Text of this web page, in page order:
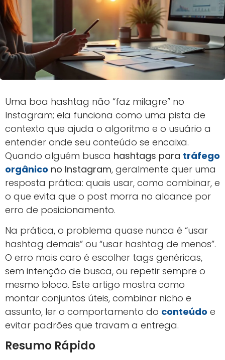
Uma boa hashtag não “faz milagre” no
Instagram; ela funciona como uma pista de
contexto que ajuda o algoritmo e o usuário a
entender onde seu conteúdo se encaixa.
Quando alguém busca hashtags para tráfego
orgânico no Instagram, geralmente quer uma
resposta prática: quais usar, como combinar, e
o que evita que o post morra no alcance por
erro de posicionamento.
Na prática, o problema quase nunca é “usar
hashtag demais” ou “usar hashtag de menos”.
O erro mais caro é escolher tags genéricas,
sem intenção de busca, ou repetir sempre o
mesmo bloco. Este artigo mostra como
montar conjuntos úteis, combinar nicho e
assunto, ler o comportamento do conteúdo e
evitar padrões que travam a entrega.
Resumo Rápido